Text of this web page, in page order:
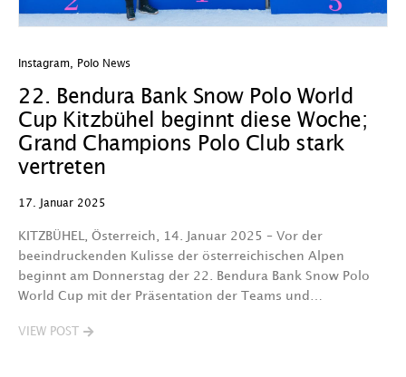
Instagram Polo News
22. Bendura Bank Snow Polo World
Cup Kitzbühel beginnt diese Woche;
Grand Champions Polo Club stark
vertreten
17. Januar 2025
KITZBÜHEL, Österreich, 14. Januar 2025 – Vor der
beeindruckenden Kulisse der österreichischen Alpen
beginnt am Donnerstag der 22. Bendura Bank Snow Polo
World Cup mit der Präsentation der Teams und…
VIEW POST